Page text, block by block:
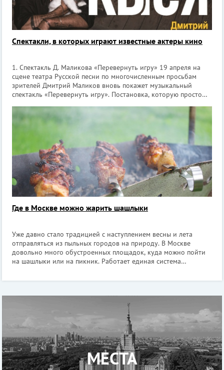
Спектакли, в которых играют известные актеры кино
1. Спектакль Д. Маликова «Перевернуть игру» 19 апреля на
сцене театра Русской песни по многочисленным просьбам
зрителей Дмитрий Маликов вновь покажет музыкальный
спектакль «Перевернуть игру». Постановка, которую просто
захватывающий музыкальный спе
Где в Москве можно жарить шашлыки
Уже давно стало традицией с наступлением весны и лета
отправляться из пыльных городов на природу. В Москве
довольно много обустроенных площадок, куда можно пойти
на шашлыки или на пикник. Работает единая система
многие ранее бесплатные площадки те
МЕСТА